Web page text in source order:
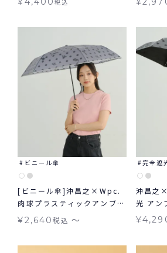
税込
ビニール傘
[ビニール傘]沖昌之×Wpc.
肉球プラスティックアンブレ
にゃん ドット 雨傘 長傘 折
りたたみ ギフト対象
¥2,640税込 〜
完全遮
沖昌之
光 アン
ニ 日傘
¥